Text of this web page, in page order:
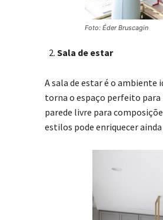
Foto: Éder Bruscagin
Sala de estar
A sala de estar é o ambiente
torna o espaço perfeito para
parede livre para
estilos pode enriquecer